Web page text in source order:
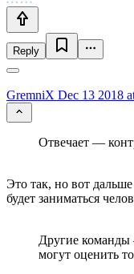
Reply
GremniX Dec 13 2018
Отвечает —
Это так, но вот
будет заниматься
Другие команды
могут оценить